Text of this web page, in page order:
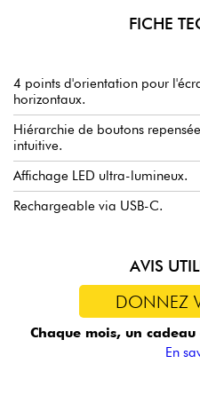
FICHE
4 points d'orientation pour
horizontaux.
Hiérarchie de boutons
intuitive.
Affichage LED ultra-lumineux.
Rechargeable via USB-C.
AVIS
DONNEZ
Chaque mois, un
En